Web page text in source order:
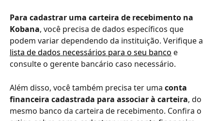
Para cadastrar uma carteira de recebimento na
Kobana, você precisa de dados específicos que
podem variar dependendo da instituição. Verifique a
lista de dados necessários para o seu banco e
consulte o gerente bancário caso necessário.
Além disso, você também precisa ter uma conta
financeira cadastrada para associar à carteira, do
mesmo banco da carteira de recebimento. Confira o